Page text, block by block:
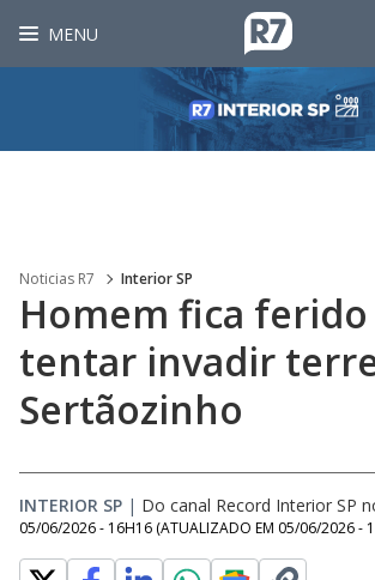
MENU
Noticias R7 Interior SP
Homem fica ferido
tentar invadir
Sertãozinho
INTERIOR SP | Do canal Record Interior SP
05/06/2026 - 16H16 (ATUALIZADO EM 05/06/2026 -